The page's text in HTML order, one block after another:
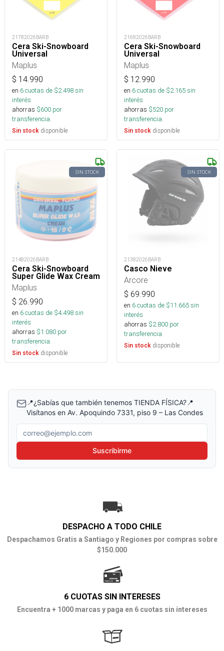
21782026BARB
Cera Ski-Snowboard
Universal
Maplus
$ 14.990
en 6cuotas de $2.498sin
interés
ahorras $600 por
transferencia.
Sin stock disponible
21682026BARB
Cera Ski-Snowboard
Universal
Maplus
$ 12.990
en 6cuotas de $2.165sin
interés
ahorras $520 por
transferencia.
Sin stock disponible
SIN STOCK
21482026BARB
Cera Ski-Snowboard
Super Glide Wax Cream
Maplus
$ 26.990
en 6cuotas de $4.498sin
interés
ahorras $1.080 por
transferencia.
Sin stock disponible
SIN STOCK
21382026BARB
Casco Nieve
Arcore
$ 69.990
en 6cuotas de $11.665sin
interés
ahorras $2.800 por
transferencia.
Sin stock disponible
📍¿Sabías que también tenemos TIENDA FÍSICA?📍
Visítanos en Av. Apoquindo 7331, piso 9 – Las Condes
Correo electrónico
Suscribirme
DESPACHO A TODO CHILE
Despachamos Gratis a Santiago y Regiones por compras sobre
$150.000
6 CUOTAS SIN INTERESES
Encuentra + 1000 marcas y paga en 6 cuotas sin intereses